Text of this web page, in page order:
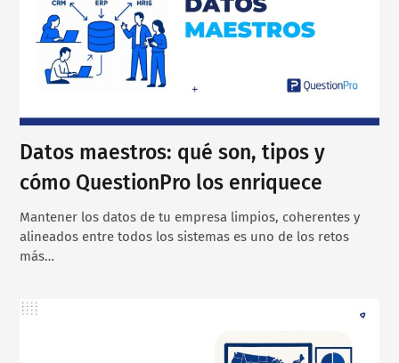
Datos maestros: qué son, tipos y
cómo QuestionPro los enriquece
Mantener los datos de tu empresa limpios, coherentes y
alineados entre todos los sistemas es uno de los retos
más…